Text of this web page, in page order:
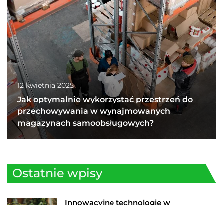
12 kwietnia 2025
Jak optymalnie wykorzystać przestrzeń do
przechowywania w wynajmowanych
magazynach samoobsługowych?
Ostatnie wpisy
Innowacyjne technologie w